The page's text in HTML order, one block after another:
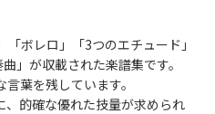
ボレロ」「3つのエチュード」
」が収載された楽譜集です。
葉を残しています。
、的確な優れた技量が求められ